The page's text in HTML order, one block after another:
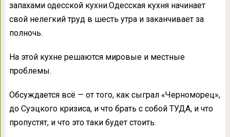
запахами одесской кухни.Одесская кухня начинает
свой нелегкий труд в шесть утра и заканчивает за
полночь.
На этой кухне решаются мировые и местные
проблемы.
Обсуждается всё — от того, как сыграл «Черноморец»,
до Суэцкого кризиса, и что брать с собой ТУДА, и что
пропустят, и что это таки будет стоить.